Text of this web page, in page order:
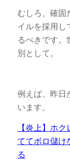
むしろ、確固
イルを採用し
るべきです。
別として。
例えば、昨日
います。
【炎上】ホ
ててボロ儲け
る